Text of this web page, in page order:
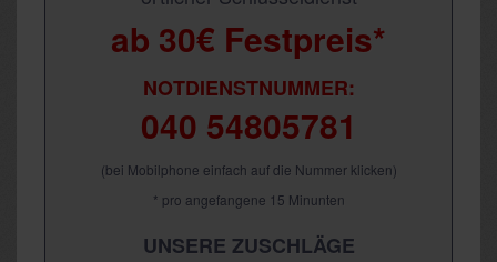
ab 30€ Festpreis*
NOTDIENSTNUMMER:
040 54805781
(bei Mobilphone einfach auf die Nummer klicken)
* pro angefangene 15 Minunten
UNSERE ZUSCHLÄGE